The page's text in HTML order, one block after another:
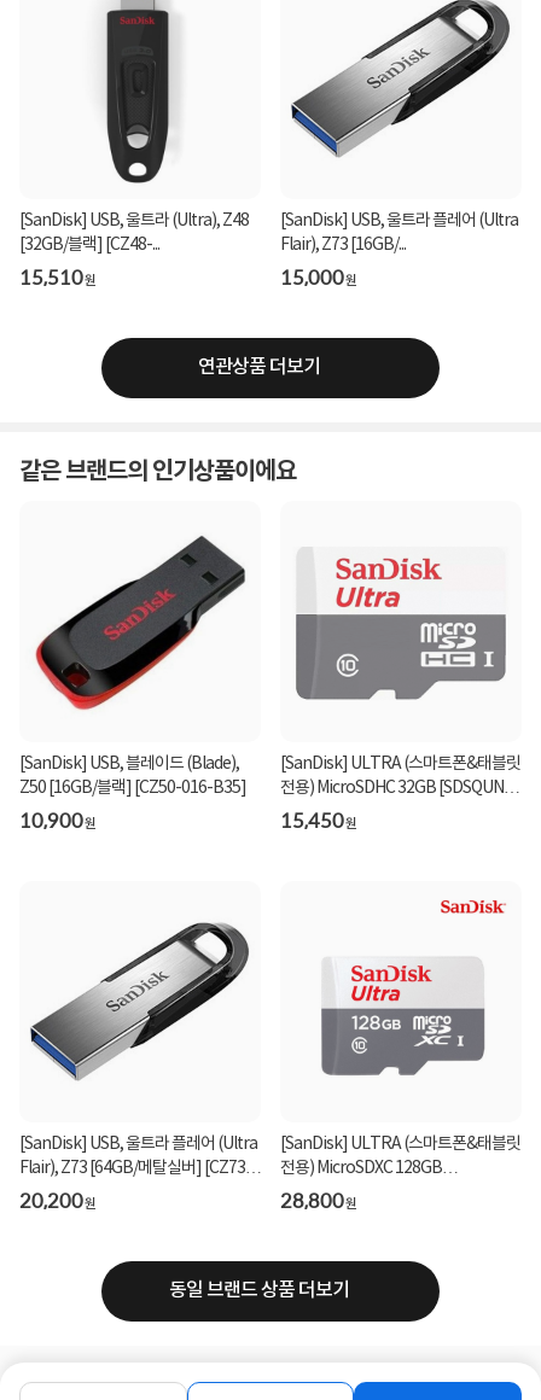
[SanDisk] USB, 울트라 (Ultra), Z48
[32GB/블랙] [CZ48-...
15,510원
[SanDisk] USB, 울트라 플레어 (Ultra
Flair), Z73 [16GB/...
15,000원
연관상품 더보기
같은 브랜드의 인기상품이에요
[SanDisk] USB, 블레이드 (Blade),
Z50 [16GB/블랙] [CZ50-016-B35]
10,900원
[SanDisk] ULTRA (스마트폰&태블릿
전용) MicroSDHC 32GB [SDSQUNR-
032G-GN3MN]
15,450원
[SanDisk] USB, 울트라 플레어 (Ultra
Flair), Z73 [64GB/메탈실버] [CZ73-
064G-G46...
20,200원
[SanDisk] ULTRA (스마트폰&태블릿
전용) MicroSDXC 128GB
[SDSQUNR-128G-GN3MN]
28,800원
동일 브랜드 상품 더보기
로그인 공지사항오시는길회사소개 PC버전